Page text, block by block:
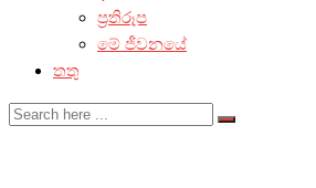
ප්‍රතිරූප
මේ ජීවනයේ
තතු